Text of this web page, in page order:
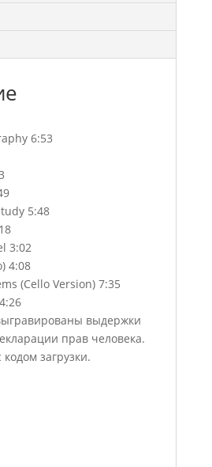
6:53
5:48
3:02
4:08
(Cello Version) 7:35
выдержки
прав человека.
кодом загрузки.